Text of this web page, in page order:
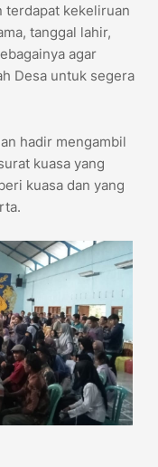
terdapat kekeliruan
tanggal lahir,
agar
Desa untuk segera
hadir mengambil
kuasa yang
kuasa dan yang